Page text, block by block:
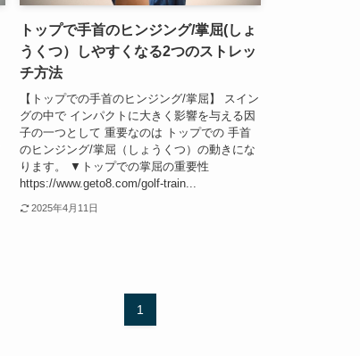
トップで手首のヒンジング/掌屈(しょ
うくつ）しやすくなる2つのストレッ
チ方法
【トップでの手首のヒンジング/掌屈】 スイン
グの中で インパクトに大きく影響を与える因
子の一つとして 重要なのは トップでの 手首
のヒンジング/掌屈（しょうくつ）の動きにな
ります。 ▼トップでの掌屈の重要性
https://www.geto8.com/golf-train...
2025年4月11日
1